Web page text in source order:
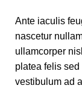
Ante iaculis
nascetur
ullamcorper
platea felis
vestibulum ad